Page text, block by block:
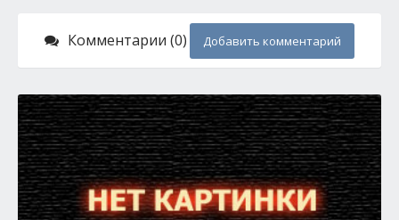
Комментарии (0) Добавить комментарий